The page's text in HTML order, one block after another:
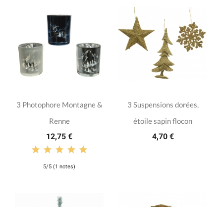
3 Photophore Montagne &
Renne
12,75 €
5/5 (1 notes)
3 Suspensions dorées,
étoile sapin flocon
4,70 €